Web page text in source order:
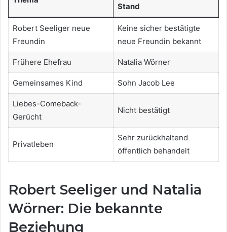
Stand
Robert Seeliger neue
Freundin
Keine sicher bestätigte
neue Freundin bekannt
Frühere Ehefrau Natalia Wörner
Gemeinsames Kind Sohn Jacob Lee
Liebes-Comeback-
Gerücht
Nicht bestätigt
Privatleben
Sehr zurückhaltend
öffentlich behandelt
Robert Seeliger und Natalia
Wörner: Die bekannte
Beziehung